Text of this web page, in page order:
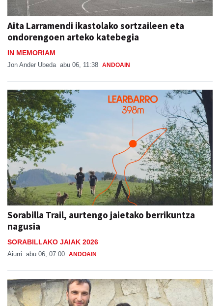
Aita Larramendi ikastolako sortzaileen eta
ondorengoen arteko katebegia
IN MEMORIAM
Jon Ander Ubeda abu 06, 11:38 ANDOAIN
Sorabilla Trail, aurtengo jaietako berrikuntza
nagusia
SORABILLAKO JAIAK 2026
Aiurri abu 06, 07:00 ANDOAIN